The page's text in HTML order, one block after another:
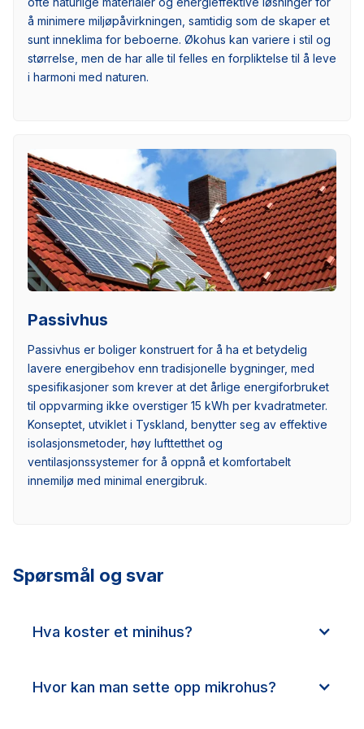
å minimere miljøpåvirkningen, samtidig som de skaper et
sunt inneklima for beboerne. Økohus kan variere i stil og
størrelse, men de har alle til felles en forpliktelse til å leve
i harmoni med naturen.
Passivhus
Passivhus er boliger konstruert for å ha et betydelig
lavere energibehov enn tradisjonelle bygninger, med
spesifikasjoner som krever at det årlige energiforbruket
til oppvarming ikke overstiger 15 kWh per kvadratmeter.
Konseptet, utviklet i Tyskland, benytter seg av effektive
isolasjonsmetoder, høy lufttetthet og
ventilasjonssystemer for å oppnå et komfortabelt
innemiljø med minimal energibruk.
Spørsmål og svar
Hva koster et minihus?
Hvor kan man sette opp mikrohus?